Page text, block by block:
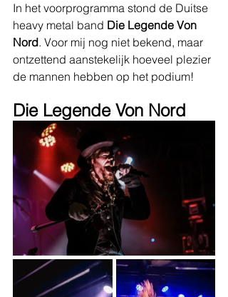
In het voorprogramma stond de Duitse
heavy metal band Die Legende Von
Nord. Voor mij nog niet bekend, maar
ontzettend aanstekelijk hoeveel plezier
de mannen hebben op het podium!
Die Legende Von Nord